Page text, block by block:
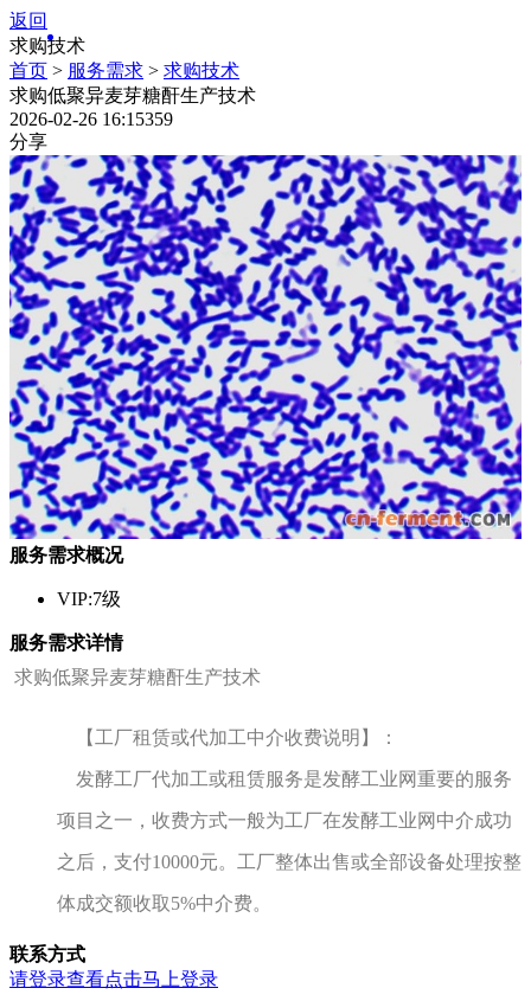
返回
求购技术
首页 > 服务需求 > 求购技术
求购低聚异麦芽糖酐生产技术
2026-02-26 16:15359
分享
服务需求概况
VIP:7级
服务需求详情
求购低聚异麦芽糖酐生产技术
【工厂租赁或代加工中介收费说明】：
发酵工厂代加工或租赁服务是发酵工业网重要的服务
项目之一，收费方式一般为工厂在发酵工业网中介成功
之后，支付10000元。工厂整体出售或全部设备处理按整
体成交额收取5%中介费。
联系方式
请登录查看点击马上登录